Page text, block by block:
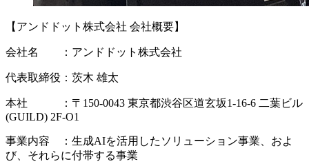
【アンドドット株式会社 会社概要】
会社名 ：アンドドット株式会社
代表取締役：茨木 雄太
本社 ：〒150-0043 東京都渋谷区道玄坂1-16-6 二葉ビル
(GUILD) 2F-O1
事業内容 ：生成AIを活用したソリューション事業、およ
び、それらに付帯する事業